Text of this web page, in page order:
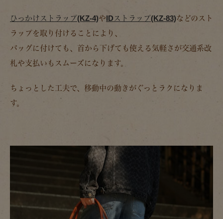
ひっかけストラップ(KZ-4)やIDストラップ(KZ-83)などのスト
ラップを取り付けることにより、
バッグに付けても、首から下げても使える気軽さが交通系改
札や支払いもスムーズになります。
ちょっとした工夫で、移動中の動きがぐっとラクになりま
す。